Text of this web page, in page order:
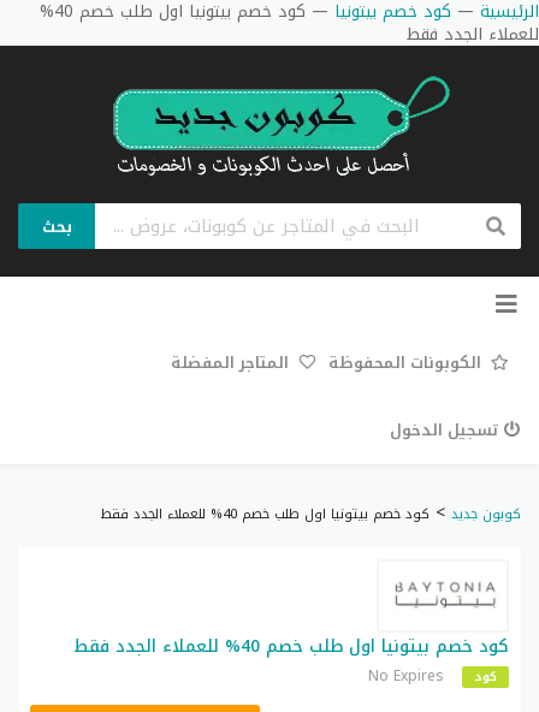
الرئيسية — كود خصم بيتونيا — كود خصم بيتونيا اول طلب خصم 40%
للعملاء الجدد فقط
بحث
تخطي
الكوبونات المحفوظة المتاجر المفضلة
تسجيل الدخول
كوبون جديد > كود خصم بيتونيا اول طلب خصم 40% للعملاء الجدد فقط
كود خصم بيتونيا اول طلب خصم 40% للعملاء الجدد فقط
كود No Expires